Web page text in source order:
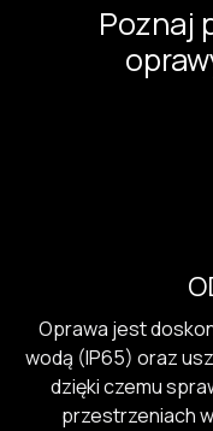
Poznaj
Oprawa jest
wodą (IP65) oraz
dzięki czemu
przestrzeniach